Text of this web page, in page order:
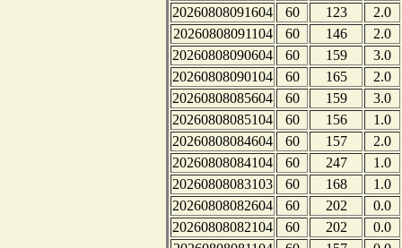
20260808091604
60 123
2.0
20260808091104
60 146
2.0
20260808090604
60 159
3.0
20260808090104
60 165
2.0
20260808085604
60 159
3.0
20260808085104
60 156
1.0
20260808084604
60 157
2.0
20260808084104
60 247
1.0
20260808083103
60 168
1.0
20260808082604
60 202
0.0
20260808082104
60 202
0.0